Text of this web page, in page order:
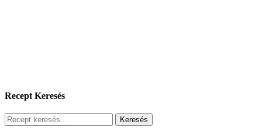
Recept Keresés